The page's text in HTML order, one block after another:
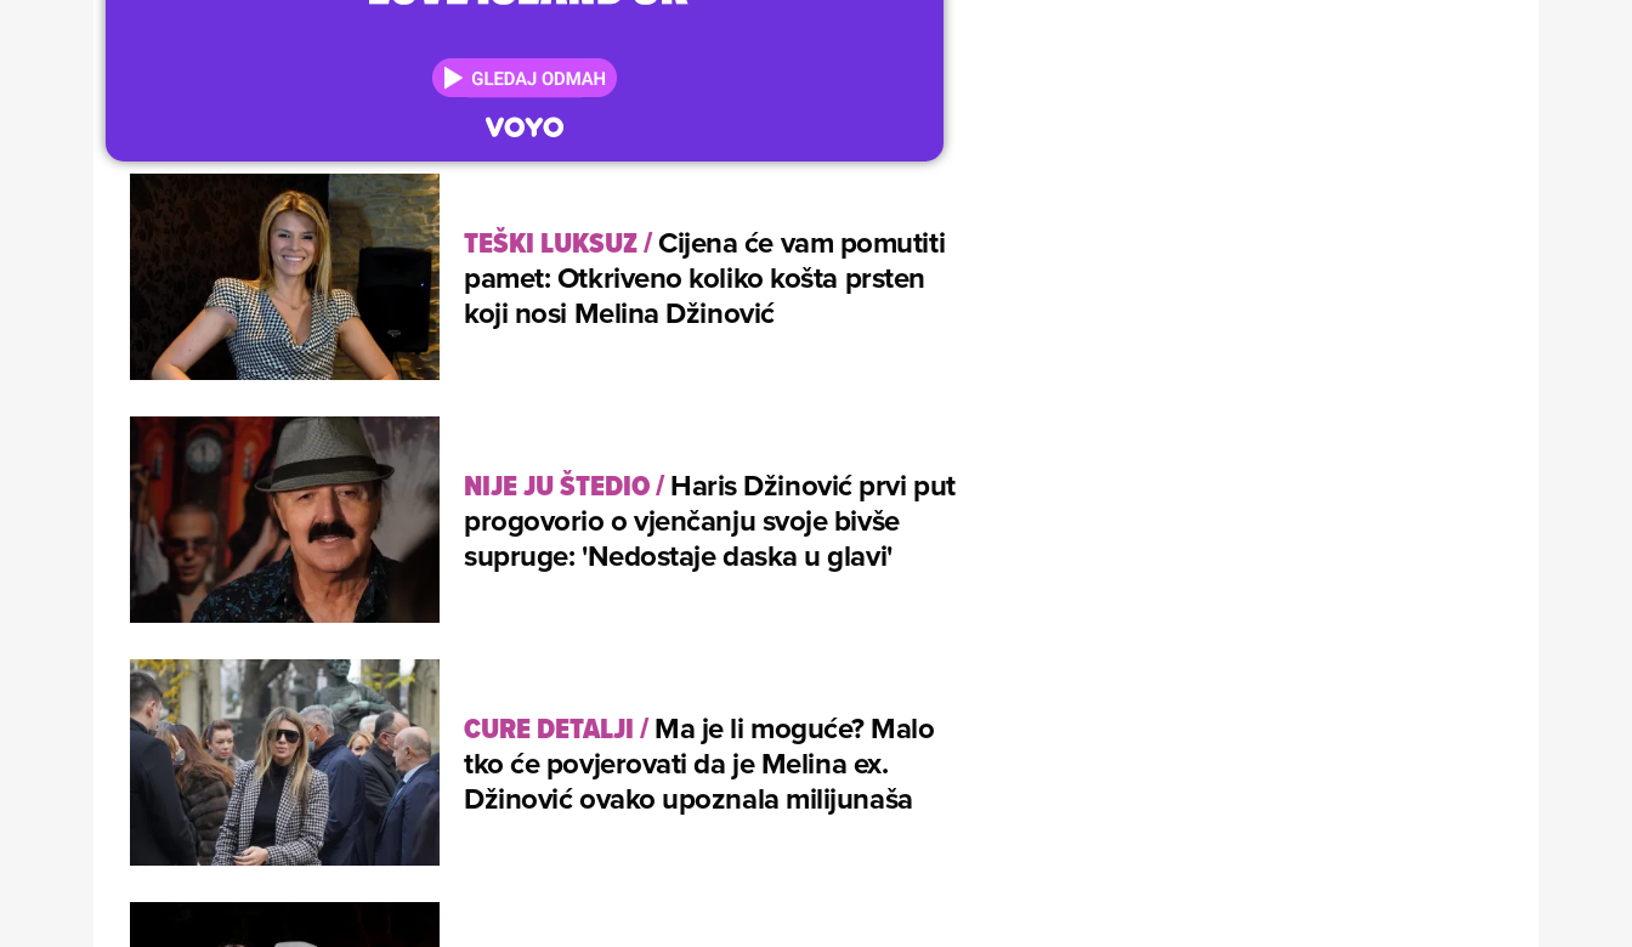
TEŠKI LUKSUZ/Cijena će vam pomutiti
pamet: Otkriveno koliko košta prsten
koji nosi Melina Džinović
NIJE JU ŠTEDIO/Haris Džinović prvi put
progovorio o vjenčanju svoje bivše
supruge: 'Nedostaje daska u glavi'
CURE DETALJI/Ma je li moguće? Malo
tko će povjerovati da je Melina ex.
Džinović ovako upoznala milijunaša